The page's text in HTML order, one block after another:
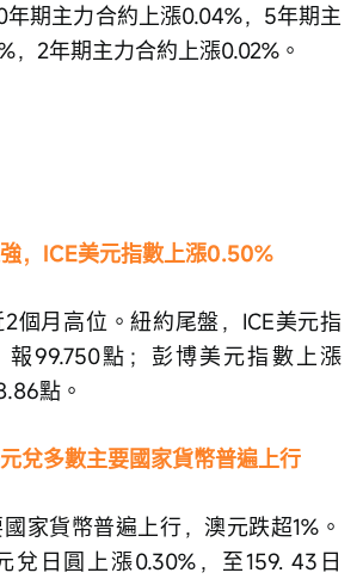
年期主力合約上漲0.04%，5年期主
，2年期主力合約上漲0.02%。
強，ICE美元指數上漲0.50%
個月高位。紐約尾盤，ICE美元指
報99.750點；彭博美元指數上漲
點。
元兌多數主要國家貨幣普遍上行
家貨幣普遍上行，澳元跌超1%。
兌日圓上漲0.30%，至159. 43日